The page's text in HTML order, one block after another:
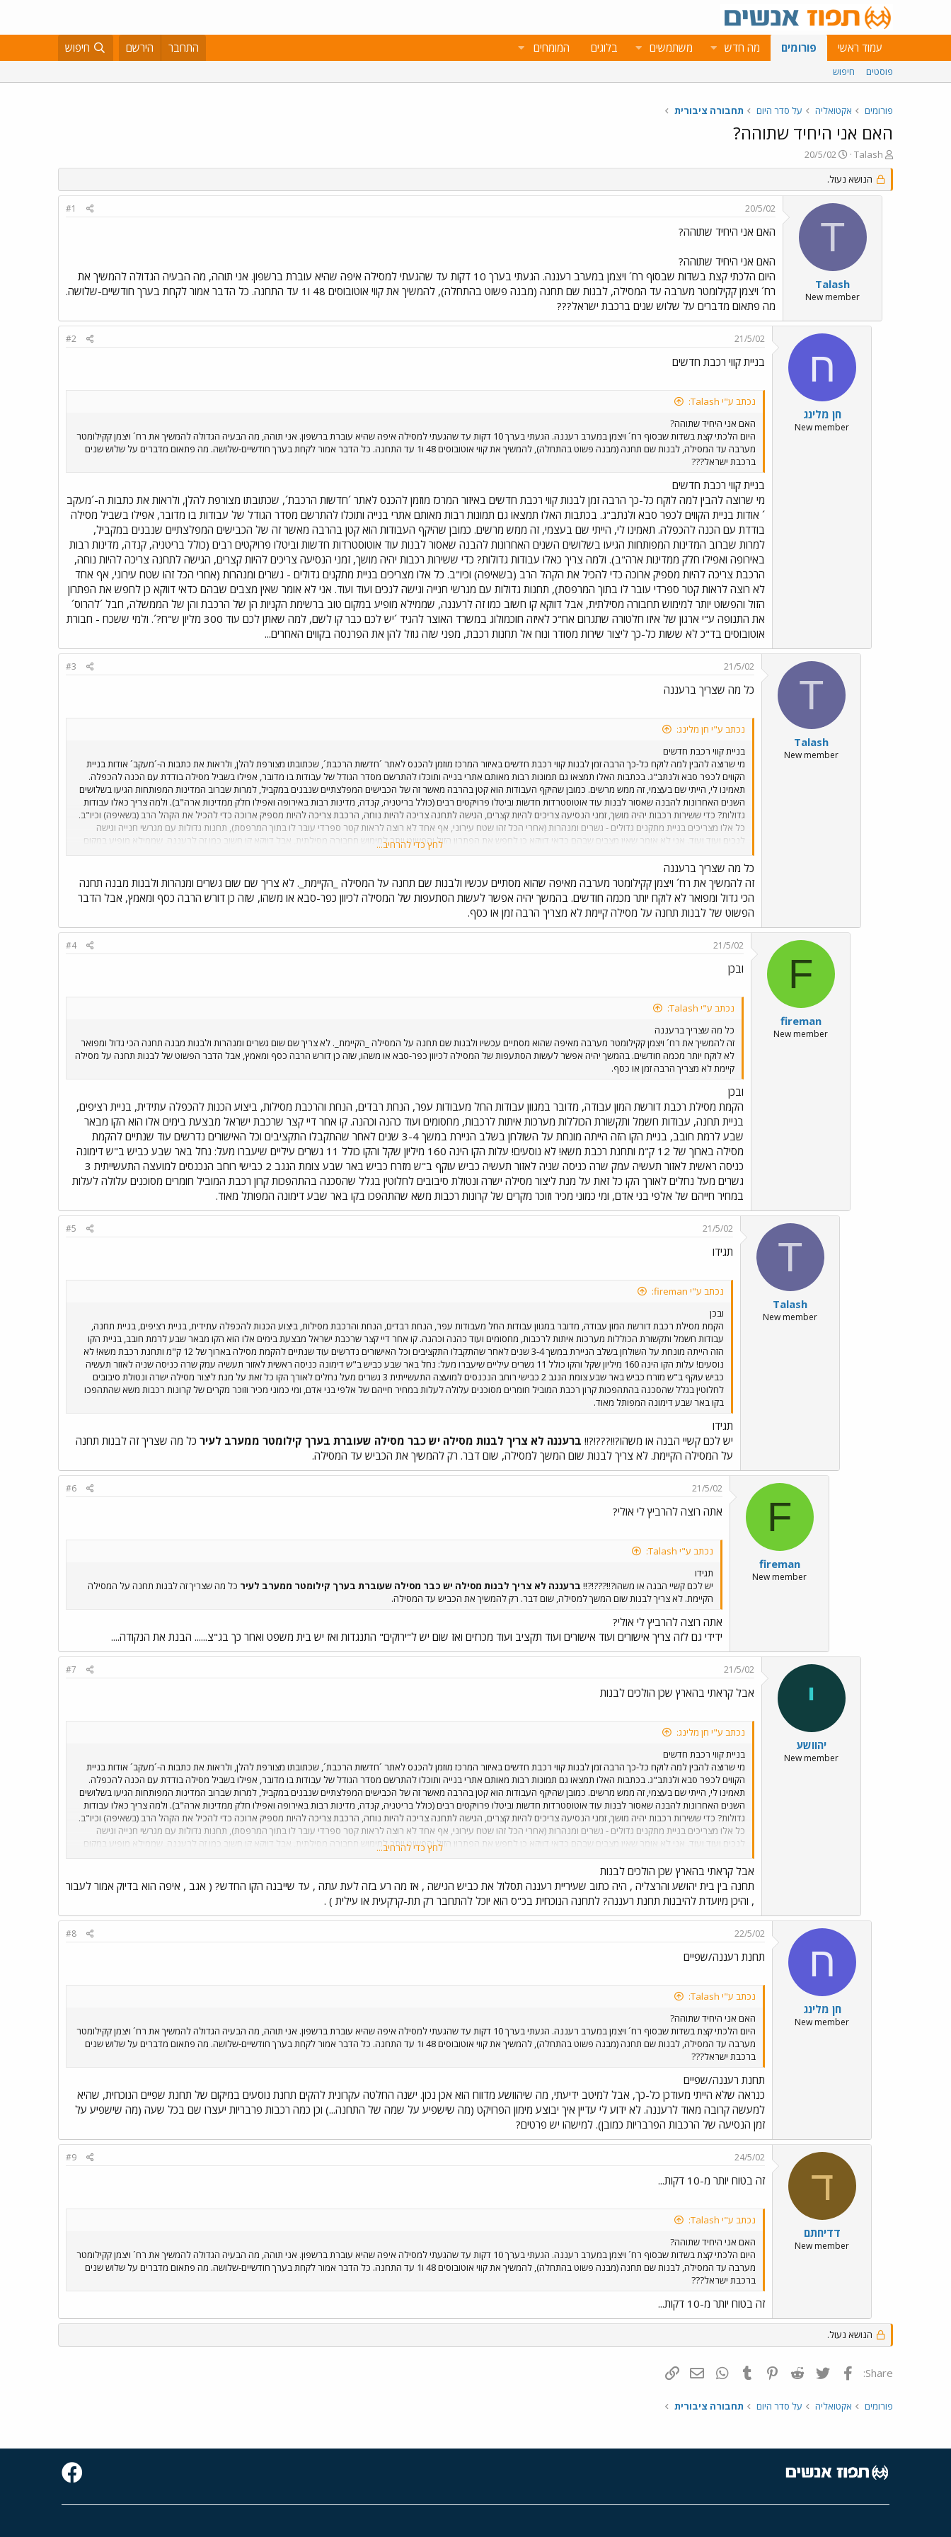
עמוד ראשי פורומים מה חדש משתמשים בלוגים המומחים התחבר הירשם חיפוש
פוסטים חיפוש
פורומים אקטואליה על סדר היום תחבורה ציבורית
האם אני היחיד שתוהה?
פ
ו
ת
ח
Talash
פ
ו
ר
ס
ם
ת
ר
י
ך
20/5/02
הנושא נעול.
T
Talash
New member
20/5/02
#1
האם אני היחיד שתוהה?
האם אני היחיד שתוהה?
היום הלכתי קצת בשדות שבסוף רח´ ויצמן במערב רעננה. הגעתי בערך 10 דקות עד שהגעתי למסילה איפה שהיא עוברת ברשפון. אני תוהה, מה הבעיה הגדולה להמשיך את
רח´ ויצמן קקילומטר מערבה עד המסילה, לבנות שם תחנה (מבנה פשוט בהתחלה), להמשיך את קווי אוטובוסים 48 ו1 עד התחנה. כל הדבר אמור לקחת בערך חודשיים-שלושה.
מה פתאום מדברים על שלוש שנים ברכבת ישראל???
ח
חן מלינג
New member
21/5/02
#2
בניית קווי רכבת חדשים
נכתב ע"י Talash:
האם אני היחיד שתוהה?
היום הלכתי קצת בשדות שבסוף רח´ ויצמן במערב רעננה. הגעתי בערך 10 דקות עד שהגעתי למסילה איפה שהיא עוברת ברשפון. אני תוהה, מה הבעיה הגדולה להמשיך את רח´ ויצמן קקילומטר
מערבה עד המסילה, לבנות שם תחנה (מבנה פשוט בהתחלה), להמשיך את קווי אוטובוסים 48 ו1 עד התחנה. כל הדבר אמור לקחת בערך חודשיים-שלושה. מה פתאום מדברים על שלוש שנים
ברכבת ישראל???
בניית קווי רכבת חדשים
מי שרוצה להבין למה לוקח כל-כך הרבה זמן לבנות קווי רכבת חדשים באיזור המרכז מוזמן להכנס לאתר ´חדשות הרכבת´, שכתובתו מצורפת להלן, ולראות את כתבות ה-´מעקב
´ אודות בניית הקווים לכפר סבא ולנתב"ג. בכתבות האלו תמצאו גם תמונות רבות מאותם אתרי בנייה ותוכלו להתרשם מסדר הגודל של עבודות בו מדובר, אפילו בשביל מסילה
בודדת עם הכנה להכפלה. תאמינו לי, הייתי שם בעצמי, זה ממש מרשים. כמובן שהיקף העבודות הוא קטן בהרבה מאשר זה של הכבישים המפלצתיים שנבנים במקביל,
למרות שברוב המדינות המפותחות הגיעו בשלושים השנים האחרונות להבנה שאסור לבנות עוד אוטוסטרדות חדשות וביטלו פרויקטים רבים (כולל בריטניה, קנדה, מדינות רבות
באירופה ואפילו חלק ממדינות ארה"ב). ולמה צריך כאלו עבודות גדולות? כדי ששירות רכבות יהיה מושך, זמני הנסיעה צריכים להיות קצרים, הגישה לתחנה צריכה להיות נוחה,
הרכבת צריכה להיות מספיק ארוכה כדי להכיל את הקהל הרב (בשאיפה) וכיו"ב. כל אלו מצריכים בניית מתקנים גדולים - גשרים ומנהרות (אחרי הכל זהו שטח עירוני, אף אחד
לא רוצה לראות קטר ספרדי עובר לו בתוך המרפסת), תחנות גדולות עם מגרשי חנייה וגישה לנכים ועוד ועוד. אני לא אומר שאין מצבים שבהם כדאי דווקא כן לחפש את הפתרון
הזול והפשוט יותר למימוש תחבורה מסילתית, אבל דווקא קו חשוב כמו זה לרעננה, שממילא מופיע במקום טוב ברשימת הקניות הן של הרכבת והן של הממשלה, חבל ´להרוס´
את התנופה ע"י ארגון של איזו חלטורה שתגרום אח"כ לאיזה חוכמולוג במשרד האוצר להגיד ´יש לכם כבר קו לשם, למה שאתן לכם עוד 300 מליון ש"ח?´. ולמי ששכח - חבורת
אוטובוסים בד"כ לא ששות כל-כך ליצור שירות מסודר ונוח אל תחנות רכבת, מפני שזה גוזל להן את הפרנסה בקווים האחרים...
T
Talash
New member
21/5/02
#3
כל מה שצריך ברעננה
נכתב ע"י חן מלינג:
בניית קווי רכבת חדשים
מי שרוצה להבין למה לוקח כל-כך הרבה זמן לבנות קווי רכבת חדשים באיזור המרכז מוזמן להכנס לאתר ´חדשות הרכבת´, שכתובתו מצורפת להלן, ולראות את כתבות ה-´מעקב´ אודות בניית
הקווים לכפר סבא ולנתב"ג. בכתבות האלו תמצאו גם תמונות רבות מאותם אתרי בנייה ותוכלו להתרשם מסדר הגודל של עבודות בו מדובר, אפילו בשביל מסילה בודדת עם הכנה להכפלה.
תאמינו לי, הייתי שם בעצמי, זה ממש מרשים. כמובן שהיקף העבודות הוא קטן בהרבה מאשר זה של הכבישים המפלצתיים שנבנים במקביל, למרות שברוב המדינות המפותחות הגיעו בשלושים
השנים האחרונות להבנה שאסור לבנות עוד אוטוסטרדות חדשות וביטלו פרויקטים רבים (כולל בריטניה, קנדה, מדינות רבות באירופה ואפילו חלק ממדינות ארה"ב). ולמה צריך כאלו עבודות
גדולות? כדי ששירות רכבות יהיה מושך, זמני הנסיעה צריכים להיות קצרים, הגישה לתחנה צריכה להיות נוחה, הרכבת צריכה להיות מספיק ארוכה כדי להכיל את הקהל הרב (בשאיפה) וכיו"ב.
כל אלו מצריכים בניית מתקנים גדולים - גשרים ומנהרות (אחרי הכל זהו שטח עירוני, אף אחד לא רוצה לראות קטר ספרדי עובר לו בתוך המרפסת), תחנות גדולות עם מגרשי חנייה וגישה
לנכים ועוד ועוד. אני לא אומר שאין מצבים שבהם כדאי דווקא כן לחפש את הפתרון הזול והפשוט יותר למימוש תחבורה מסילתית, אבל דווקא קו חשוב כמו זה לרעננה, שממילא מופיע במקום
טוב ברשימת הקניות הן של הרכבת והן של הממשלה, חבל ´להרוס´ את התנופה ע"י ארגון של איזו חלטורה שתגרום אח"כ לאיזה חוכמולוג במשרד האוצר להגיד ´יש לכם כבר קו לשם, למה
שאתן לכם עוד 300 מליון ש"ח?´. ולמי ששכח - חבורת אוטובוסים בד"כ לא ששות כל-כך ליצור שירות מסודר ונוח אל תחנות רכבת, מפני שזה גוזל להן את הפרנסה בקווים האחרים...
לחץ כדי להרחיב...
כל מה שצריך ברעננה
זה להמשיך את רח´ ויצמן קקילומטר מערבה מאיפה שהוא מסתיים עכשיו ולבנות שם תחנה על המסילה _הקיימת_. לא צריך שם שום גשרים ומנהרות ולבנות מבנה תחנה
הכי גדול ומפואר לא לוקח יותר מכמה חודשים. בהמשך יהיה אפשר לעשות הסתעפות של המסילה לכיוון כפר-סבא או משהו, שזה כן דורש הרבה כסף ומאמץ, אבל הדבר
הפשוט של לבנות תחנה על מסילה קיימת לא מצריך הרבה זמן או כסף.
F
fireman
New member
21/5/02
#4
ובכן
נכתב ע"י Talash:
כל מה שצריך ברעננה
זה להמשיך את רח´ ויצמן קקילומטר מערבה מאיפה שהוא מסתיים עכשיו ולבנות שם תחנה על המסילה _הקיימת_. לא צריך שם שום גשרים ומנהרות ולבנות מבנה תחנה הכי גדול ומפואר
לא לוקח יותר מכמה חודשים. בהמשך יהיה אפשר לעשות הסתעפות של המסילה לכיוון כפר-סבא או משהו, שזה כן דורש הרבה כסף ומאמץ, אבל הדבר הפשוט של לבנות תחנה על מסילה
קיימת לא מצריך הרבה זמן או כסף.
ובכן
הקמת מסילת רכבת דורשת המון עבודה, מדובר במגוון עבודות החל מעבודות עפר, הנחת רבדים, הנחת והרכבת מסילות, ביצוע הכנות להכפלה עתידית, בניית רציפים,
בניית תחנה, עבודות חשמל ותקשורת הכוללות מערכות איתות לרכבות, מחסומים ועוד כהנה וכהנה. קו אחר דיי קצר שרכבת ישראל מבצעת בימים אלו הוא הקו מבאר
שבע לרמת חובב, בניית הקו הזה הייתה מונחת על השולחן בשלב הניירת במשך 3-4 שנים לאחר שהתקבלו התקציבים וכל האישורים נדרשים עוד שנתיים להקמת
מסילה בארוך של 12 ק"מ ותחנת רכבת משא! לא נוסעים! עלות הקו הינה 160 מיליון שקל והקו כולל 11 גשרים עיליים שיעברו מעל: נחל באר שבע כביש ב"ש דימונה
כניסה ראשית לאזור תעשיה עמק שרה כניסה שניה לאזור תעשיה כביש עוקף ב"ש מזרח כביש באר שבע צומת הנגב 2 כבישי רוחב הנכנסים למועצה התעשייתית 3
גשרים מעל נחלים לאורך הקו כל זאת על מנת ליצור מסילה ישרה ונטולת סיבובים לחלוטין בגלל שהסכנה בהתהפכות קרון רכבת המוביל חומרים מסוכנים עלולה לעלות
במחיר חייהם של אלפי בני אדם, ומי כמוני מכיר וזוכר מקרים של קרונות רכבות משא שהתהפכו בקו באר שבע דימונה המפותל מאוד.
T
Talash
New member
21/5/02
#5
תגידו
נכתב ע"י fireman:
ובכן
הקמת מסילת רכבת דורשת המון עבודה, מדובר במגוון עבודות החל מעבודות עפר, הנחת רבדים, הנחת והרכבת מסילות, ביצוע הכנות להכפלה עתידית, בניית רציפים, בניית תחנה,
עבודות חשמל ותקשורת הכוללות מערכות איתות לרכבות, מחסומים ועוד כהנה וכהנה. קו אחר דיי קצר שרכבת ישראל מבצעת בימים אלו הוא הקו מבאר שבע לרמת חובב, בניית הקו
הזה הייתה מונחת על השולחן בשלב הניירת במשך 3-4 שנים לאחר שהתקבלו התקציבים וכל האישורים נדרשים עוד שנתיים להקמת מסילה בארוך של 12 ק"מ ותחנת רכבת משא! לא
נוסעים! עלות הקו הינה 160 מיליון שקל והקו כולל 11 גשרים עיליים שיעברו מעל: נחל באר שבע כביש ב"ש דימונה כניסה ראשית לאזור תעשיה עמק שרה כניסה שניה לאזור תעשיה
כביש עוקף ב"ש מזרח כביש באר שבע צומת הנגב 2 כבישי רוחב הנכנסים למועצה התעשייתית 3 גשרים מעל נחלים לאורך הקו כל זאת על מנת ליצור מסילה ישרה ונטולת סיבובים
לחלוטין בגלל שהסכנה בהתהפכות קרון רכבת המוביל חומרים מסוכנים עלולה לעלות במחיר חייהם של אלפי בני אדם, ומי כמוני מכיר וזוכר מקרים של קרונות רכבות משא שהתהפכו
בקו באר שבע דימונה המפותל מאוד.
תגידו
יש לכם קשיי הבנה או משהו?!!???!?!! ברעננה לא צריך לבנות מסילה יש כבר מסילה שעוברת בערך קילומטר ממערב לעיר כל מה שצריך זה לבנות תחנה
על המסילה הקיימת. לא צריך לבנות שום המשך למסילה, שום דבר. רק להמשיך את הכביש עד המסילה.
F
fireman
New member
21/5/02
#6
אתה רוצה להרביץ לי אולי?
נכתב ע"י Talash:
תגידו
יש לכם קשיי הבנה או משהו?!!???!?!! ברעננה לא צריך לבנות מסילה יש כבר מסילה שעוברת בערך קילומטר ממערב לעיר כל מה שצריך זה לבנות תחנה על המסילה
הקיימת. לא צריך לבנות שום המשך למסילה, שום דבר. רק להמשיך את הכביש עד המסילה.
אתה רוצה להרביץ לי אולי?
ידידי גם לזה צריך אישורים ועוד אישורים ועוד תקציב ועוד מכרזים ואז שום יש ל"ירוקים" התנגדות ואז יש בית משפט ואחר כך בג"צ...... הבנת את הנקודה....
י
יהוושע
New member
21/5/02
#7
אבל קראתי בהארץ שכן הולכים לבנות
נכתב ע"י חן מלינג:
בניית קווי רכבת חדשים
מי שרוצה להבין למה לוקח כל-כך הרבה זמן לבנות קווי רכבת חדשים באיזור המרכז מוזמן להכנס לאתר ´חדשות הרכבת´, שכתובתו מצורפת להלן, ולראות את כתבות ה-´מעקב´ אודות בניית
הקווים לכפר סבא ולנתב"ג. בכתבות האלו תמצאו גם תמונות רבות מאותם אתרי בנייה ותוכלו להתרשם מסדר הגודל של עבודות בו מדובר, אפילו בשביל מסילה בודדת עם הכנה להכפלה.
תאמינו לי, הייתי שם בעצמי, זה ממש מרשים. כמובן שהיקף העבודות הוא קטן בהרבה מאשר זה של הכבישים המפלצתיים שנבנים במקביל, למרות שברוב המדינות המפותחות הגיעו בשלושים
השנים האחרונות להבנה שאסור לבנות עוד אוטוסטרדות חדשות וביטלו פרויקטים רבים (כולל בריטניה, קנדה, מדינות רבות באירופה ואפילו חלק ממדינות ארה"ב). ולמה צריך כאלו עבודות
גדולות? כדי ששירות רכבות יהיה מושך, זמני הנסיעה צריכים להיות קצרים, הגישה לתחנה צריכה להיות נוחה, הרכבת צריכה להיות מספיק ארוכה כדי להכיל את הקהל הרב (בשאיפה) וכיו"ב.
כל אלו מצריכים בניית מתקנים גדולים - גשרים ומנהרות (אחרי הכל זהו שטח עירוני, אף אחד לא רוצה לראות קטר ספרדי עובר לו בתוך המרפסת), תחנות גדולות עם מגרשי חנייה וגישה
לנכים ועוד ועוד. אני לא אומר שאין מצבים שבהם כדאי דווקא כן לחפש את הפתרון הזול והפשוט יותר למימוש תחבורה מסילתית, אבל דווקא קו חשוב כמו זה לרעננה, שממילא מופיע במקום
טוב ברשימת הקניות הן של הרכבת והן של הממשלה, חבל ´להרוס´ את התנופה ע"י ארגון של איזו חלטורה שתגרום אח"כ לאיזה חוכמולוג במשרד האוצר להגיד ´יש לכם כבר קו לשם, למה
שאתן לכם עוד 300 מליון ש"ח?´. ולמי ששכח - חבורת אוטובוסים בד"כ לא ששות כל-כך ליצור שירות מסודר ונוח אל תחנות רכבת, מפני שזה גוזל להן את הפרנסה בקווים האחרים...
לחץ כדי להרחיב...
אבל קראתי בהארץ שכן הולכים לבנות
תחנה בין בית יהושע והרצליה , היה כתוב שעיריית רעננה תסלול את כביש הגישה , אז מה רע בזה לעת עתה , עד שייבנה הקו החדש? ( אגב , איפה הוא בדיוק אמור לעבור
, והיכן מיועדת להיבנות תחנת רעננה? לתחנה הנוכחית בכ"ס הוא יוכל להתחבר רק תת-קרקעית או עילית ) .
ח
חן מלינג
New member
22/5/02
#8
תחנת רעננה/שפיים
נכתב ע"י Talash:
האם אני היחיד שתוהה?
היום הלכתי קצת בשדות שבסוף רח´ ויצמן במערב רעננה. הגעתי בערך 10 דקות עד שהגעתי למסילה איפה שהיא עוברת ברשפון. אני תוהה, מה הבעיה הגדולה להמשיך את רח´ ויצמן קקילומטר
מערבה עד המסילה, לבנות שם תחנה (מבנה פשוט בהתחלה), להמשיך את קווי אוטובוסים 48 ו1 עד התחנה. כל הדבר אמור לקחת בערך חודשיים-שלושה. מה פתאום מדברים על שלוש שנים
ברכבת ישראל???
תחנת רעננה/שפיים
כנראה שלא הייתי מעודכן כל-כך, אבל למיטב ידיעתי, מה שיהוושע מדווח הוא אכן נכון. ישנה החלטה עקרונית להקים תחנת נוסעים במיקום של תחנת שפיים הנוכחית, שהיא
למעשה קרובה מאוד לרעננה. לא ידוע לי עדיין איך יבוצע מימון הפרויקט (מה שישפיע על שמה של התחנה...) וכן כמה רכבות פרבריות יעצרו שם בכל שעה (מה שישפיע על
זמן הנסיעה של הרכבות הפרבריות כמובן). למישהו יש פרטים?
ד
דדיחתם
New member
24/5/02
#9
זה בטוח יותר מ-10 דקות...
נכתב ע"י Talash:
האם אני היחיד שתוהה?
היום הלכתי קצת בשדות שבסוף רח´ ויצמן במערב רעננה. הגעתי בערך 10 דקות עד שהגעתי למסילה איפה שהיא עוברת ברשפון. אני תוהה, מה הבעיה הגדולה להמשיך את רח´ ויצמן קקילומטר
מערבה עד המסילה, לבנות שם תחנה (מבנה פשוט בהתחלה), להמשיך את קווי אוטובוסים 48 ו1 עד התחנה. כל הדבר אמור לקחת בערך חודשיים-שלושה. מה פתאום מדברים על שלוש שנים
ברכבת ישראל???
זה בטוח יותר מ-10 דקות...
הנושא נעול.
Share: פייסבוק Twitter
Reddit
Pinterest
Tumblr
WhatsAppדואר אלקטרוני
פורומים אקטואליה על סדר היום תחבורה ציבורית